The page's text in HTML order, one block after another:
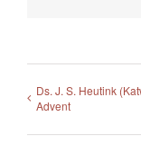
Ds. J. S. Heutink
Advent